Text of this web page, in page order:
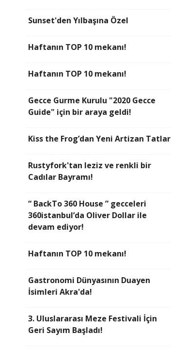
Sunset'den Yılbaşına Özel
Haftanın TOP 10 mekanı!
Haftanın TOP 10 mekanı!
Gecce Gurme Kurulu "2020 Gecce
Guide" için bir araya geldi!
Kiss the Frog’dan Yeni Artizan Tatlar
Rustyfork'tan leziz ve renkli bir
Cadılar Bayramı!
“ BackTo 360 House ” gecceleri
360istanbul’da Oliver Dollar ile
devam ediyor!
Haftanın TOP 10 mekanı!
Gastronomi Dünyasının Duayen
İsimleri Akra'da!
3. Uluslararası Meze Festivali İçin
Geri Sayım Başladı!